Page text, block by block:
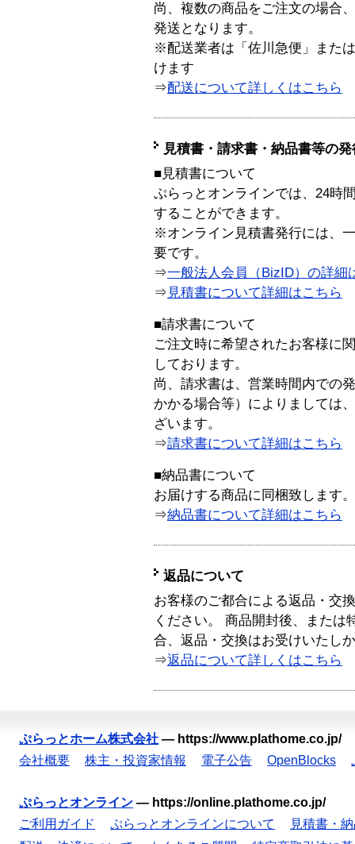
尚、複数の商品をご注文の場合
発送となります。
※配送業者は「佐川急便」また
けます
⇒配送について詳しくはこちら
見積書・請求書・納品書等の
■見積書について
ぷらっとオンラインでは、24時
することができます。
※オンライン見積書発行には、
要です。
⇒一般法人会員（BizID）の詳細
⇒ 見積書について詳細はこちら
■請求書について
ご注文時に希望されたお客様に
しております。
尚、請求書は、営業時間内での
かかる場合等）によりましては
ざいます。
⇒請求書について詳細はこちら
■納品書について
お届けする商品に同梱致します。
⇒納品書について詳細はこちら
返品について
お客様のご都合による返品・交
ください。 商品開封後、または
合、返品・交換はお受けいたし
⇒返品について詳しくはこちら
ぷらっとホーム株式会社 — https://www.plathome.co.jp/
会社概要
株主・投資家情報 電子公告 OpenBlocks
ぷらっとオンライン — https://online.plathome.co.jp/
ご利用ガイド
ぷらっとオンラインについて
見積書・